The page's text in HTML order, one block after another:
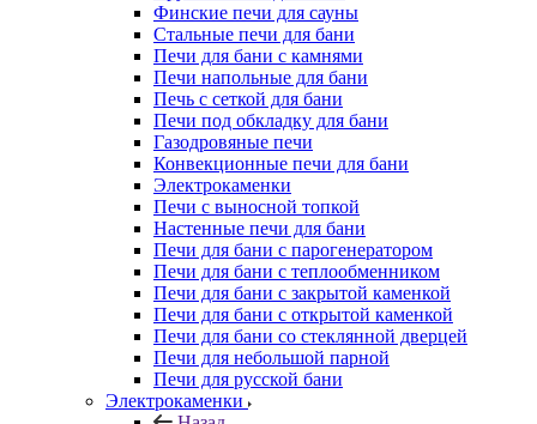
Финские печи для сауны
Стальные печи для бани
Печи для бани с камнями
Печи напольные для бани
Печь с сеткой для бани
Печи под обкладку для бани
Газодровяные печи
Конвекционные печи для бани
Электрокаменки
Печи с выносной топкой
Настенные печи для бани
Печи для бани с парогенератором
Печи для бани с теплообменником
Печи для бани с закрытой каменкой
Печи для бани с открытой каменкой
Печи для бани со стеклянной дверцей
Печи для небольшой парной
Печи для русской бани
Электрокаменки